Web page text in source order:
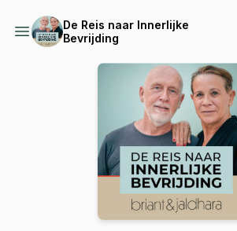
De Reis naar Innerlijke
Bevrijding